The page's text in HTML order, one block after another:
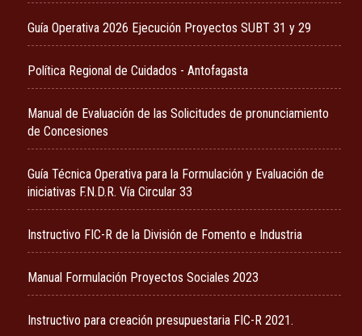
Guía Operativa 2026 Ejecución Proyectos SUBT 31 y 29
Política Regional de Cuidados - Antofagasta
Manual de Evaluación de las Solicitudes de pronunciamiento
de Concesiones
Guía Técnica Operativa para la Formulación y Evaluación de
iniciativas F.N.D.R. Vía Circular 33
Instructivo FIC-R de la División de Fomento e Industria
Manual Formulación Proyectos Sociales 2023
Instructivo para creación presupuestaria FIC-R 2021.